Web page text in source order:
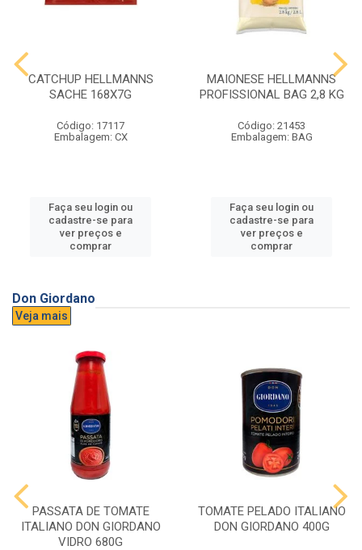
CATCHUP HELLMANNS
SACHE 168X7G
Código: 17117
Embalagem: CX
Faça seu login ou
cadastre-se para
ver preços e
comprar
MAIONESE HELLMANNS
PROFISSIONAL BAG 2,8 KG
Código: 21453
Embalagem: BAG
Faça seu login ou
cadastre-se para
ver preços e
comprar
Don Giordano
Veja mais
PASSATA DE TOMATE
ITALIANO DON GIORDANO
VIDRO 680G
TOMATE PELADO ITALIANO
DON GIORDANO 400G